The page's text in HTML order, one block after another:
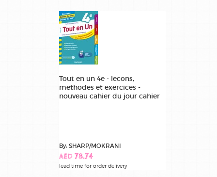
Tout en un 4e - lecons,
methodes et exercices -
nouveau cahier du jour cahier
By: SHARP/MOKRANI
AED 78.74
lead time for order delivery